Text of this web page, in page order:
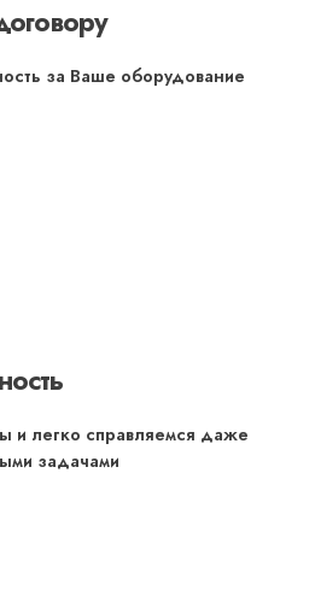
за Ваше оборудование
и легко справляемся даже
задачами